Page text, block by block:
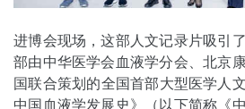
进博会现场，这部人文记录片吸引
部由中华医学会血液学分会、北京
国联合策划的全国首部大型医学
中国血液学发展史》（以下简称《